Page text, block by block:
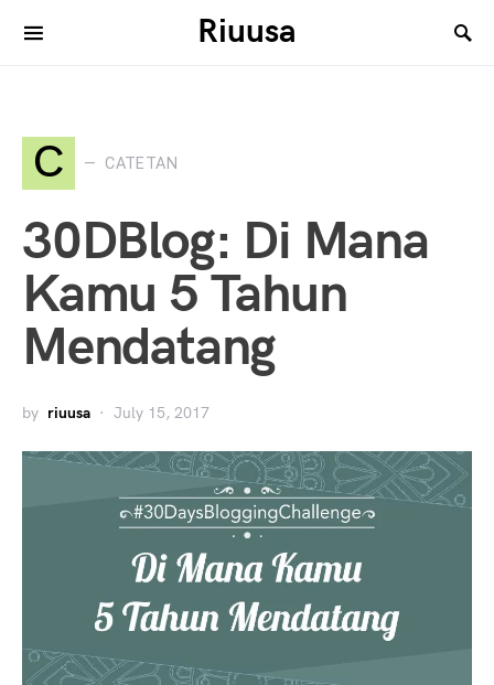
Riuusa
Search for:
C CATETAN
30DBlog: Di Mana
Kamu 5 Tahun
Mendatang
by riuusa July 15, 2017